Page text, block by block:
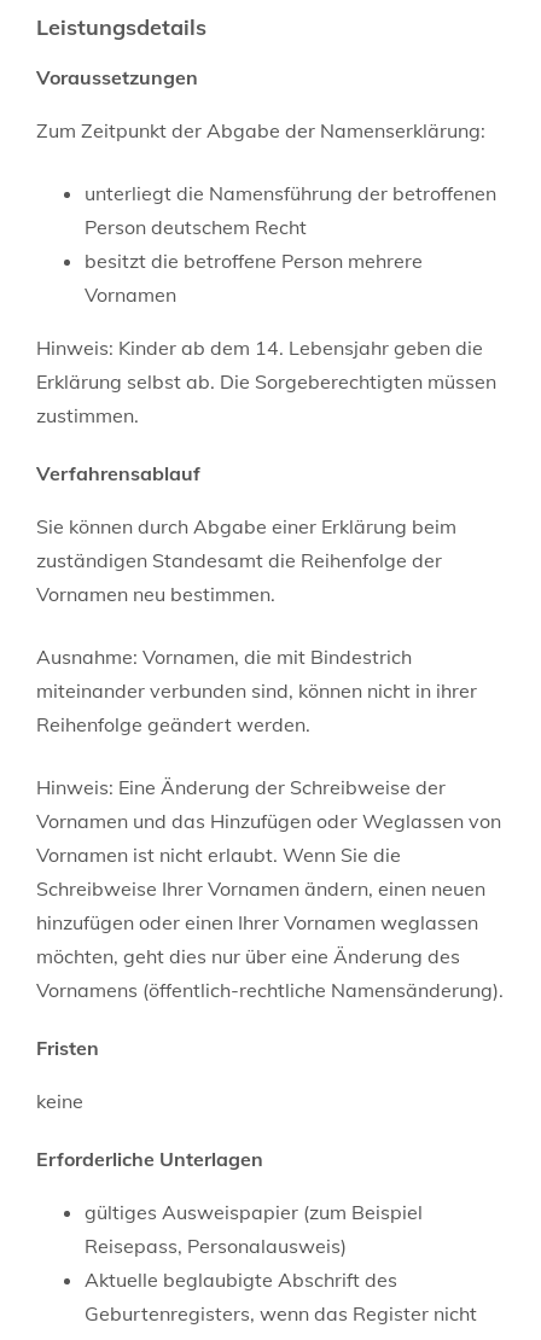
Leistungsdetails
Voraussetzungen
Zum Zeitpunkt der Abgabe der Namenserklärung:
unterliegt die Namensführung der betroffenen
Person deutschem Recht
besitzt die betroffene Person mehrere
Vornamen
Hinweis: Kinder ab dem 14. Lebensjahr geben die
Erklärung selbst ab. Die Sorgeberechtigten müssen
zustimmen.
Verfahrensablauf
Sie können durch Abgabe einer Erklärung beim
zuständigen Standesamt die Reihenfolge der
Vornamen neu bestimmen.
Ausnahme: Vornamen, die mit Bindestrich
miteinander verbunden sind, können nicht in ihrer
Reihenfolge geändert werden.
Hinweis: Eine Änderung der Schreibweise der
Vornamen und das Hinzufügen oder Weglassen von
Vornamen ist nicht erlaubt. Wenn Sie die
Schreibweise Ihrer Vornamen ändern, einen neuen
hinzufügen oder einen Ihrer Vornamen weglassen
möchten, geht dies nur über eine Änderung des
Vornamens (öffentlich-rechtliche Namensänderung).
Fristen
keine
Erforderliche Unterlagen
gültiges Ausweispapier (zum Beispiel
Reisepass, Personalausweis)
Aktuelle beglaubigte Abschrift des
Geburtenregisters, wenn das Register nicht